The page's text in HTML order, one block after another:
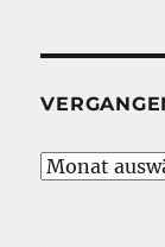
Vergangenes